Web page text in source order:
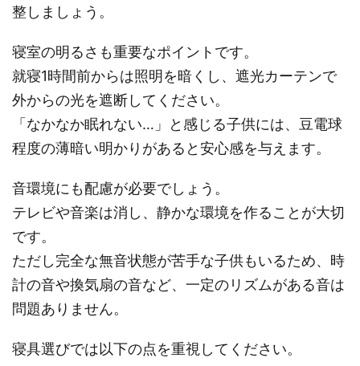
整しましょう。
寝室の明るさも重要なポイントです。
就寝1時間前からは照明を暗くし、遮光カーテンで
外からの光を遮断してください。
「なかなか眠れない…」と感じる子供には、豆電球
程度の薄暗い明かりがあると安心感を与えます。
音環境にも配慮が必要でしょう。
テレビや音楽は消し、静かな環境を作ることが大切
です。
ただし完全な無音状態が苦手な子供もいるため、時
計の音や換気扇の音など、一定のリズムがある音は
問題ありません。
寝具選びでは以下の点を重視してください。